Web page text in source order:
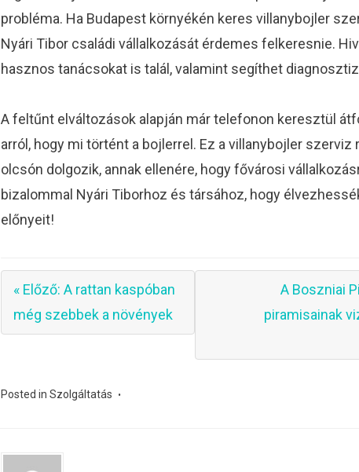
probléma. Ha Budapest környékén keres villanybojler
Nyári Tibor családi vállalkozását érdemes felkeresnie.
hasznos tanácsokat is talál, valamint segíthet
A feltűnt elváltozások alapján már telefonon keresztül
arról, hogy mi történt a bojlerrel. Ez a villanybojler szerviz
olcsón dolgozik, annak ellenére, hogy fővárosi
bizalommal Nyári Tiborhoz és társához, hogy
előnyeit!
« Előző: A rattan kaspóban
még szebbek a növények
A Boszniai
piramisainak
Posted inSzolgáltatás